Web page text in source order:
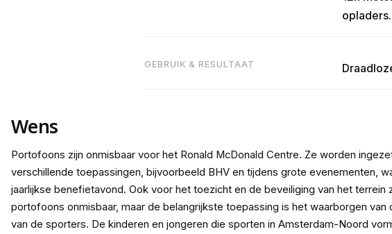
opladers.
GEBRUIK & RESULTAAT
Wens
Portofoons zijn onmisbaar voor het Ronald McDonald Centre. Ze worden
verschillende toepassingen, bijvoorbeeld BHV en tijdens grote evenementen,
jaarlijkse benefietavond. Ook voor het toezicht en de beveiliging van het terrein
portofoons onmisbaar, maar de belangrijkste toepassing is het waarborgen van
van de sporters. De kinderen en jongeren die sporten in Amsterdam-Noord